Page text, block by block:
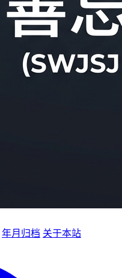
年月归档 关于本站